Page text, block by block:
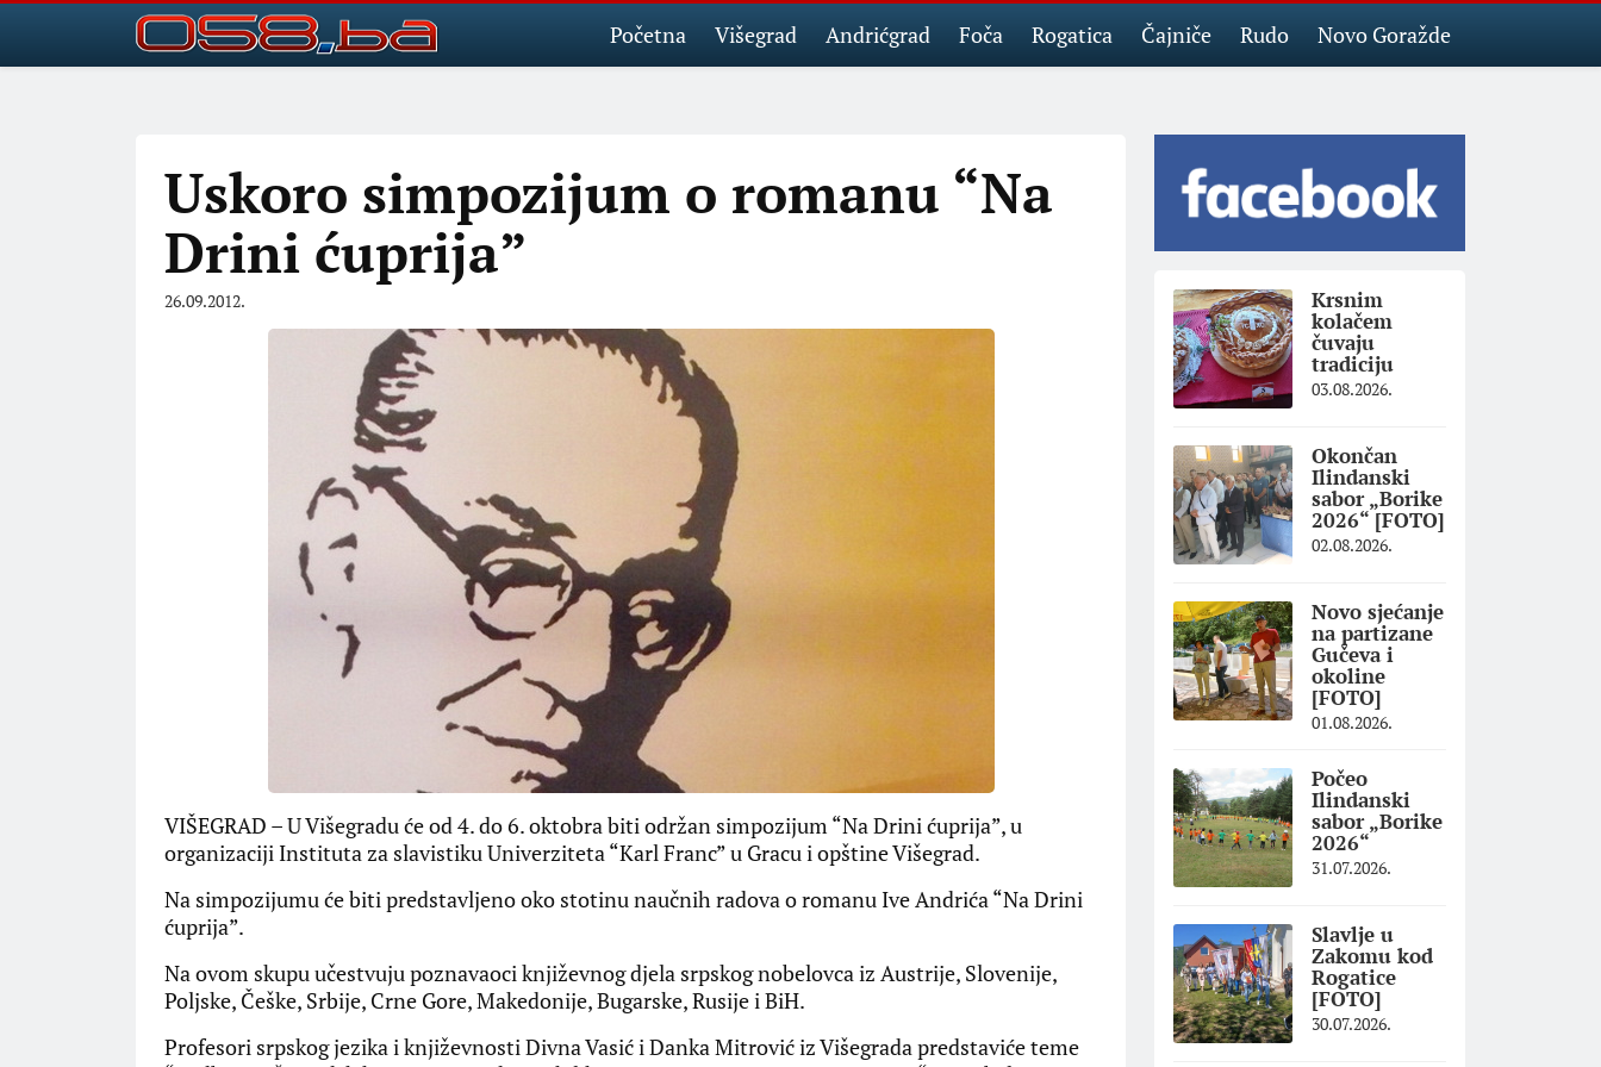
Početna Višegrad Andrićgrad Foča Rogatica Čajniče Rudo Novo Goražde
Uskoro simpozijum o romanu “Na
Drini ćuprija”
26.09.2012.
VIŠEGRAD – U Višegradu će od 4. do 6. oktobra biti održan simpozijum “Na Drini ćuprija”, u
organizaciji Instituta za slavistiku Univerziteta “Karl Franc” u Gracu i opštine Višegrad.
Na simpozijumu će biti predstavljeno oko stotinu naučnih radova o romanu Ive Andrića “Na Drini
ćuprija”.
Na ovom skupu učestvuju poznavaoci književnog djela srpskog nobelovca iz Austrije, Slovenije,
Poljske, Češke, Srbije, Crne Gore, Makedonije, Bugarske, Rusije i BiH.
Profesori srpskog jezika i književnosti Divna Vasić i Danka Mitrović iz Višegrada predstaviće teme
Krsnim
kolačem
čuvaju
tradiciju
03.08.2026.
Okončan
Ilindanski
sabor „Borike
2026“ [FOTO]
02.08.2026.
Novo sjećanje
na partizane
Gučeva i
okoline
[FOTO]
01.08.2026.
Počeo
Ilindanski
sabor „Borike
2026“
31.07.2026.
Slavlje u
Zakomu kod
Rogatice
[FOTO]
30.07.2026.